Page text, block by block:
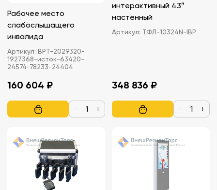
Рабочее место
слабослышащего
инвалида
Артикул: ВРТ-2029320-
1927368-исток-63420-
24574-78233-24404
160 604 ₽
− +
интерактивный 43″
настенный
Артикул: ТФЛ-10324N-IBP
348 836 ₽
− +